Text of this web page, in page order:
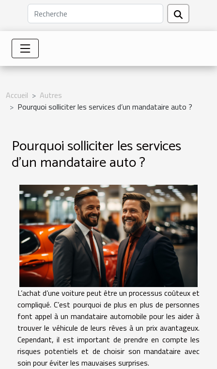
Accueil
Autres
Pourquoi solliciter les services d’un mandataire auto ?
Pourquoi solliciter les services
d’un mandataire auto ?
L’achat d’une voiture peut être un processus coûteux et
compliqué. C’est pourquoi de plus en plus de personnes
font appel à un mandataire automobile pour les aider à
trouver le véhicule de leurs rêves à un prix avantageux.
Cependant, il est important de prendre en compte les
risques potentiels et de choisir son mandataire avec
soin pour éviter les mauvaises surprises.